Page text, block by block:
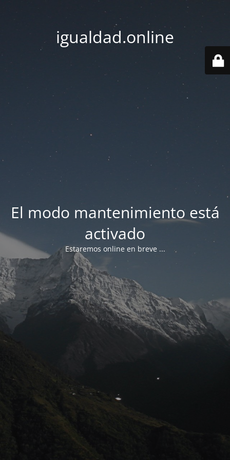
igualdad.online
El modo mantenimiento está
activado
Estaremos online en breve ...